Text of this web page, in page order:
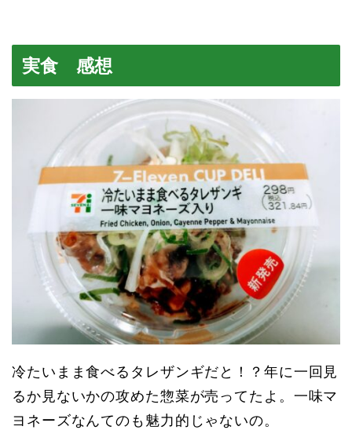
実食 感想
冷たいまま食べるタレザンギだと！？年に一回見
るか見ないかの攻めた惣菜が売ってたよ。一味マ
ヨネーズなんてのも魅力的じゃないの。